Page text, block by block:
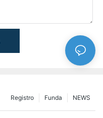
NEWS
Funda
Registro